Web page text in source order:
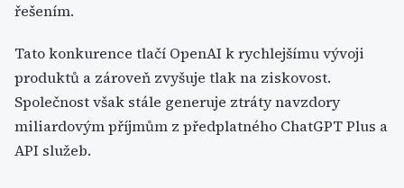
řešením.
Tato konkurence tlačí OpenAI k rychlejšímu vývoji
produktů a zároveň zvyšuje tlak na ziskovost.
Společnost však stále generuje ztráty navzdory
miliardovým příjmům z předplatného ChatGPT Plus a
API služeb.